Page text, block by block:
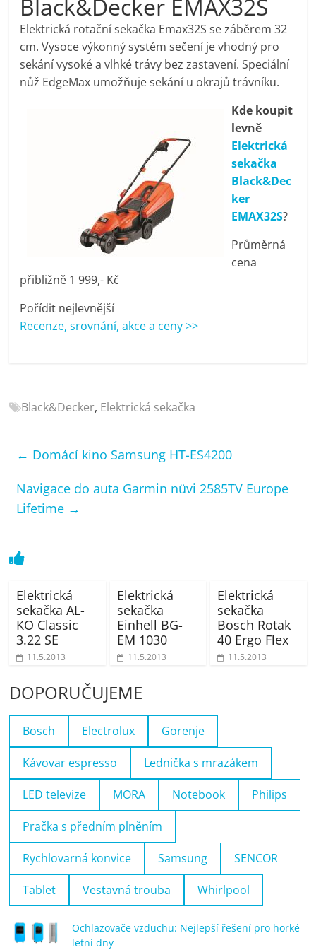
pračky,
televize,
telefony,
kávovary,
bazény
Nejlepší
elektronika
porovnání
televize,
telefony,
bazény
Black&Decker EMAX32S
Elektrická rotační sekačka Emax32S se záběrem 32
cm. Vysoce výkonný systém sečení je vhodný pro
sekání vysoké a vlhké trávy bez zastavení. Speciální
nůž EdgeMax umožňuje sekání u okrajů trávníku.
Kde koupit
levně
Elektrická
sekačka
Black&Dec
ker
EMAX32S?
Průměrná
cena
přibližně 1 999,- Kč
Pořídit nejlevnější
Recenze, srovnání, akce a ceny >>
Black&Decker, Elektrická sekačka
← Domácí kino Samsung HT-ES4200
Navigace do auta Garmin nüvi 2585TV Europe
Lifetime →
Elektrická
sekačka AL-
KO Classic
3.22 SE
11.5.2013
Elektrická
sekačka
Einhell BG-
EM 1030
11.5.2013
Elektrická
sekačka
Bosch Rotak
40 Ergo Flex
11.5.2013
DOPORUČUJEME
Bosch Electrolux Gorenje
Kávovar espresso Lednička s mrazákem
LED televize MORA Notebook Philips
Pračka s předním plněním
Rychlovarná konvice Samsung SENCOR
Tablet Vestavná trouba Whirlpool
Ochlazovače vzduchu: Nejlepší řešení pro horké
letní dny